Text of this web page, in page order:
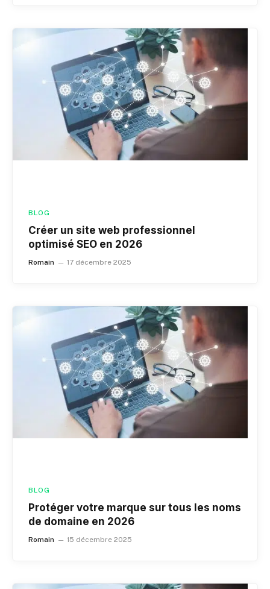
BLOG
Créer un site web professionnel
optimisé SEO en 2026
Romain 17 décembre 2025
BLOG
Protéger votre marque sur tous les noms
de domaine en 2026
Romain 15 décembre 2025